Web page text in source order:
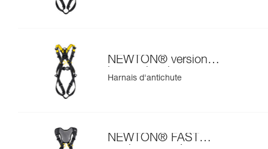
NEWTON® version
internationale
Harnais d'antichute
NEWTON® FAST